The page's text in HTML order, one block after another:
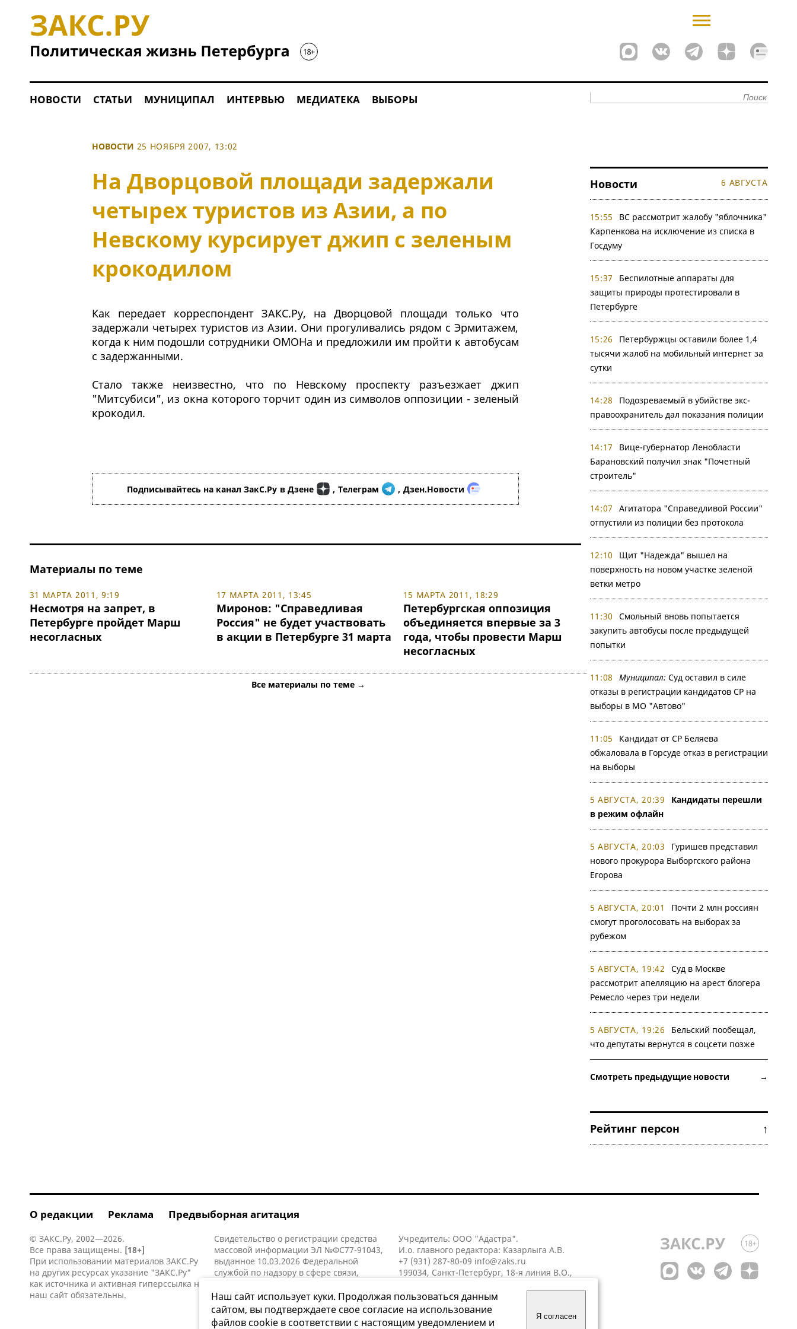
НОВОСТИ СТАТЬИ МУНИЦИПАЛ ИНТЕРВЬЮ МЕДИАТЕКА ВЫБОРЫ
НОВОСТИ 25 НОЯБРЯ 2007, 13:02
На Дворцовой площади задержали
четырех туристов из Азии, а по
Невскому курсирует джип с зеленым
крокодилом
Как передает корреспондент ЗАКС.Ру, на Дворцовой площади только что
задержали четырех туристов из Азии. Они прогуливались рядом с Эрмитажем,
когда к ним подошли сотрудники ОМОНа и предложили им пройти к автобусам
с задержанными.
Стало также неизвестно, что по Невскому проспекту разъезжает джип
"Митсубиси", из окна которого торчит один из символов оппозиции - зеленый
крокодил.
Подписывайтесь на канал ЗакС.Ру в Дзене , Телеграм , Дзен.Новости
Материалы по теме
31 МАРТА 2011, 9:19
Несмотря на запрет, в
Петербурге пройдет Марш
несогласных
17 МАРТА 2011, 13:45
Миронов: "Справедливая
Россия" не будет участвовать
в акции в Петербурге 31 марта
15 МАРТА 2011, 18:29
Петербургская оппозиция
объединяется впервые за 3
года, чтобы провести Марш
несогласных
Все материалы по теме →
Новости 6 АВГУСТА
15:55
ВС рассмотрит жалобу "яблочника"
Карпенкова на исключение из списка в
Госдуму
15:37
Беспилотные аппараты для
защиты природы протестировали в
Петербурге
15:26
Петербуржцы оставили более 1,4
тысячи жалоб на мобильный интернет за
сутки
14:28
Подозреваемый в убийстве экс-
правоохранитель дал показания полиции
14:17
Вице-губернатор Ленобласти
Барановский получил знак "Почетный
строитель"
14:07
Агитатора "Справедливой России"
отпустили из полиции без протокола
12:10
Щит "Надежда" вышел на
поверхность на новом участке зеленой
ветки метро
11:30
Смольный вновь попытается
закупить автобусы после предыдущей
попытки
11:08 Муниципал: Суд оставил в силе
отказы в регистрации кандидатов СР на
выборы в МО "Автово"
11:05
Кандидат от СР Беляева
обжаловала в Горсуде отказ в регистрации
на выборы
5 АВГУСТА, 20:39
Кандидаты перешли
в режим офлайн
5 АВГУСТА, 20:03
Гуришев представил
нового прокурора Выборгского района
Егорова
5 АВГУСТА, 20:01
Почти 2 млн россиян
смогут проголосовать на выборах за
рубежом
5 АВГУСТА, 19:42
Суд в Москве
рассмотрит апелляцию на арест блогера
Ремесло через три недели
5 АВГУСТА, 19:26
Бельский пообещал,
что депутаты вернутся в соцсети позже
Смотреть предыдущие новости →
Рейтинг персон ↑
О редакции Реклама Предвыборная агитация
© ЗАКС.Ру, 2002—2026.
Все права защищены. [18+]
При использовании материалов ЗАКС.Ру
на других ресурсах указание "ЗАКС.Ру"
как источника и активная гиперссылка на
наш сайт обязательны.
Свидетельство о регистрации средства
массовой информации ЭЛ №ФС77-91043,
выданное 10.03.2026 Федеральной
службой по надзору в сфере связи,
коммуникаций (Роскомнадзор).
Учредитель: ООО "Адастра".
И.о. главного редактора: Казарлыга А.В.
+7 (931) 287-80-09 info@zaks.ru
199034, Санкт-Петербург, 18-я линия В.О.,
Наш сайт использует куки. Продолжая пользоваться данным
сайтом, вы подтверждаете свое согласие на использование
файлов cookie в соответствии с настоящим уведомлением и
Я согласен